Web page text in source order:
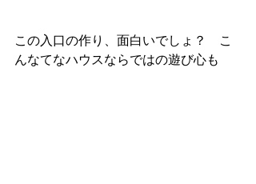
この入口の作り、面白いでしょ？　こ
んなてなハウスならではの遊び心も